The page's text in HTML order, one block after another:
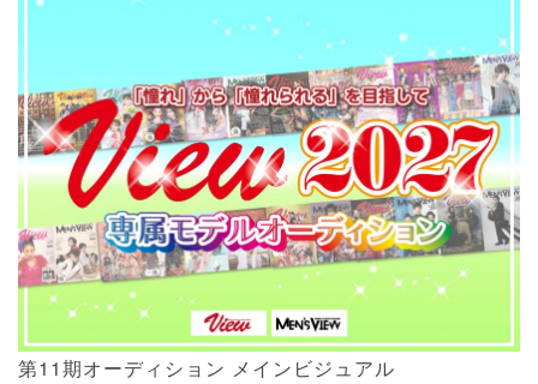
第11期オーディション メインビジュアル